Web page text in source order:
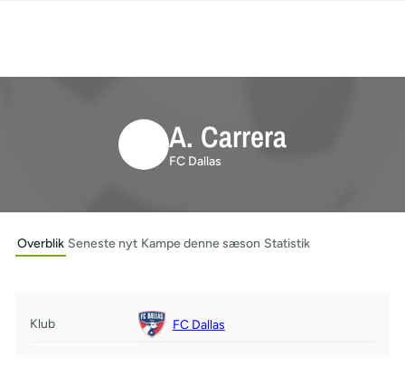
A. Carrera
FC Dallas
Overblik Seneste nyt Kampe denne sæson Statistik
Klub FC Dallas